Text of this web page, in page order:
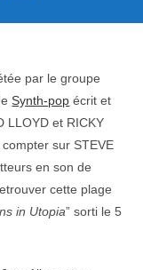
par le groupe
Synth-pop écrit et
LLOYD et RICKY
sur STEVE
en son de
cette plage
in Utopia” sorti le 5